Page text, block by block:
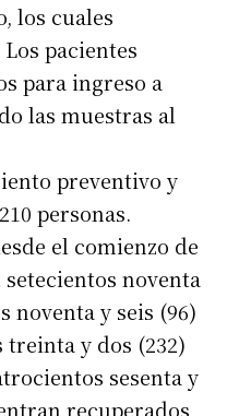
los cuales
pacientes
para ingreso a
las muestras al
preventivo y
personas.
el comienzo de
noventa
noventa y seis (96)
treinta y dos (232)
sesenta y
recuperados,